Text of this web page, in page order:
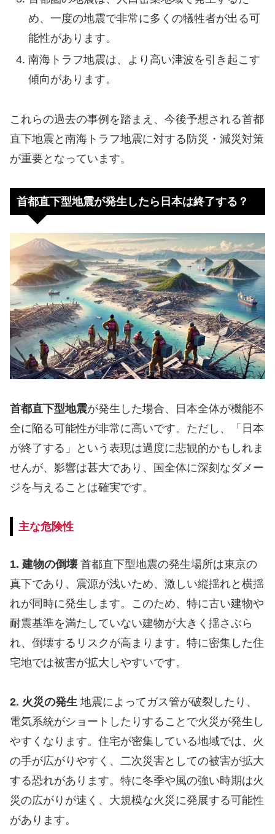
め、一度の地震で非常に多くの犠牲者が出る可
能性があります。
南海トラフ地震は、より高い津波を引き起こす
傾向があります。
これらの過去の事例を踏まえ、今後予想される首都
直下地震と南海トラフ地震に対する防災・減災対策
が重要となっています。
首都直下型地震が発生したら日本は終了する？
首都直下型地震が発生した場合、日本全体が機能不
全に陥る可能性が非常に高いです。ただし、「日本
が終了する」という表現は過度に悲観的かもしれま
せんが、影響は甚大であり、国全体に深刻なダメー
ジを与えることは確実です。
主な危険性
1. 建物の倒壊首都直下型地震の発生場所は東京の
真下であり、震源が浅いため、激しい縦揺れと横揺
れが同時に発生します。このため、特に古い建物や
耐震基準を満たしていない建物が大きく揺さぶら
れ、倒壊するリスクが高まります。特に密集した住
宅地では被害が拡大しやすいです。
2. 火災の発生 地震によってガス管が破裂したり、
電気系統がショートしたりすることで火災が発生し
やすくなります。住宅が密集している地域では、火
の手が広がりやすく、二次災害としての被害が拡大
する恐れがあります。特に冬季や風の強い時期は火
災の広がりが速く、大規模な火災に発展する可能性
があります。